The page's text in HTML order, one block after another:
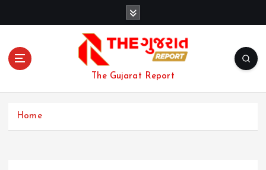
The Gujarat Report
Home